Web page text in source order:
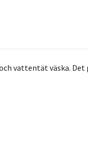
vattentät väska.